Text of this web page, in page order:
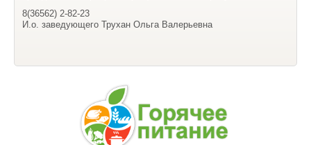
8(36562) 2-82-23
И.о. заведующего Трухан Ольга Валерьевна